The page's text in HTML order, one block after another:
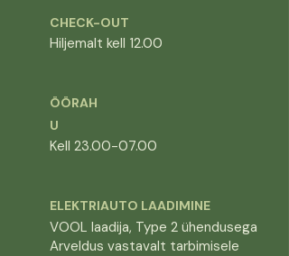
CHECK-OUT
Hiljemalt kell 12.00
ÖÖRAH
U
Kell 23.00-07.00
ELEKTRIAUTO LAADIMINE
VOOL laadija, Type 2 ühendusega
Arveldus vastavalt tarbimisele